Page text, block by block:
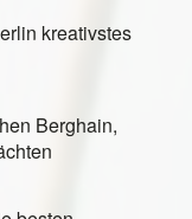
kreativstes
Berghain,